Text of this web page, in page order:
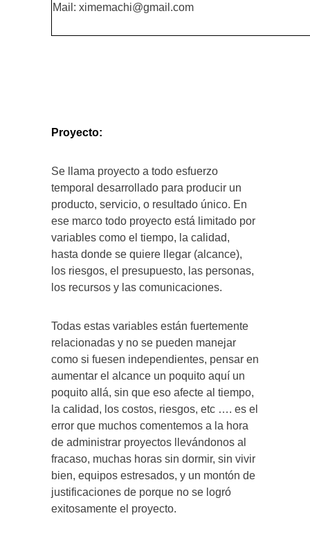
Mail: ximemachi@gmail.com
Proyecto:
Se llama proyecto a todo esfuerzo
temporal desarrollado para producir un
producto, servicio, o resultado único. En
ese marco todo proyecto está limitado por
variables como el tiempo, la calidad,
hasta donde se quiere llegar (alcance),
los riesgos, el presupuesto, las personas,
los recursos y las comunicaciones.
Todas estas variables están fuertemente
relacionadas y no se pueden manejar
como si fuesen independientes, pensar en
aumentar el alcance un poquito aquí un
poquito allá, sin que eso afecte al tiempo,
la calidad, los costos, riesgos, etc …. es el
error que muchos comentemos a la hora
de administrar proyectos llevándonos al
fracaso, muchas horas sin dormir, sin vivir
bien, equipos estresados, y un montón de
justificaciones de porque no se logró
exitosamente el proyecto.